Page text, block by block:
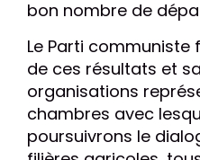
bon nombre de
Le Parti
de ces résultats et
organisations
chambres avec
poursuivrons le